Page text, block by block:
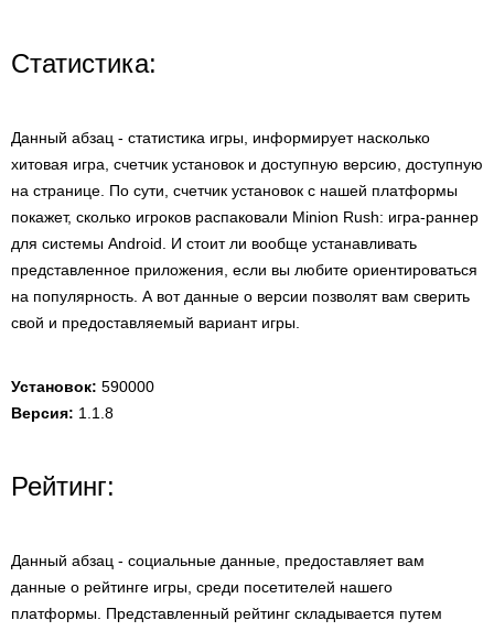
Статистика:
Данный абзац - статистика игры, информирует насколько
хитовая игра, счетчик установок и доступную версию, доступную
на странице. По сути, счетчик установок с нашей платформы
покажет, сколько игроков распаковали Minion Rush: игра-раннер
для системы Android. И стоит ли вообще устанавливать
представленное приложения, если вы любите ориентироваться
на популярность. А вот данные о версии позволят вам сверить
свой и предоставляемый вариант игры.
Установок: 590000
Версия: 1.1.8
Рейтинг:
Данный абзац - социальные данные, предоставляет вам
данные о рейтинге игры, среди посетителей нашего
платформы. Представленный рейтинг складывается путем